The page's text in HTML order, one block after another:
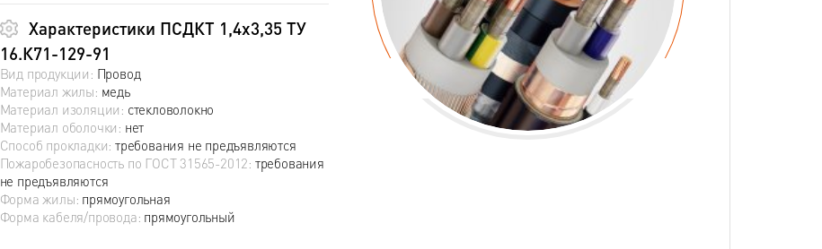
Характеристики ПСДКТ 1,4х3,35 ТУ
16.К71-129-91
Вид продукции: Провод
Материал жилы: медь
Материал изоляции: стекловолокно
Материал оболочки: нет
Способ прокладки: требования не предъявляются
Пожаробезопасность по ГОСТ 31565-2012: требования
не предъявляются
Форма жилы: прямоугольная
Форма кабеля/провода: прямоугольный